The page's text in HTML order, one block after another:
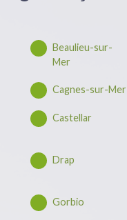
Beaulieu-sur-
Mer
Cagnes-sur-Mer
Castellar
Drap
Gorbio